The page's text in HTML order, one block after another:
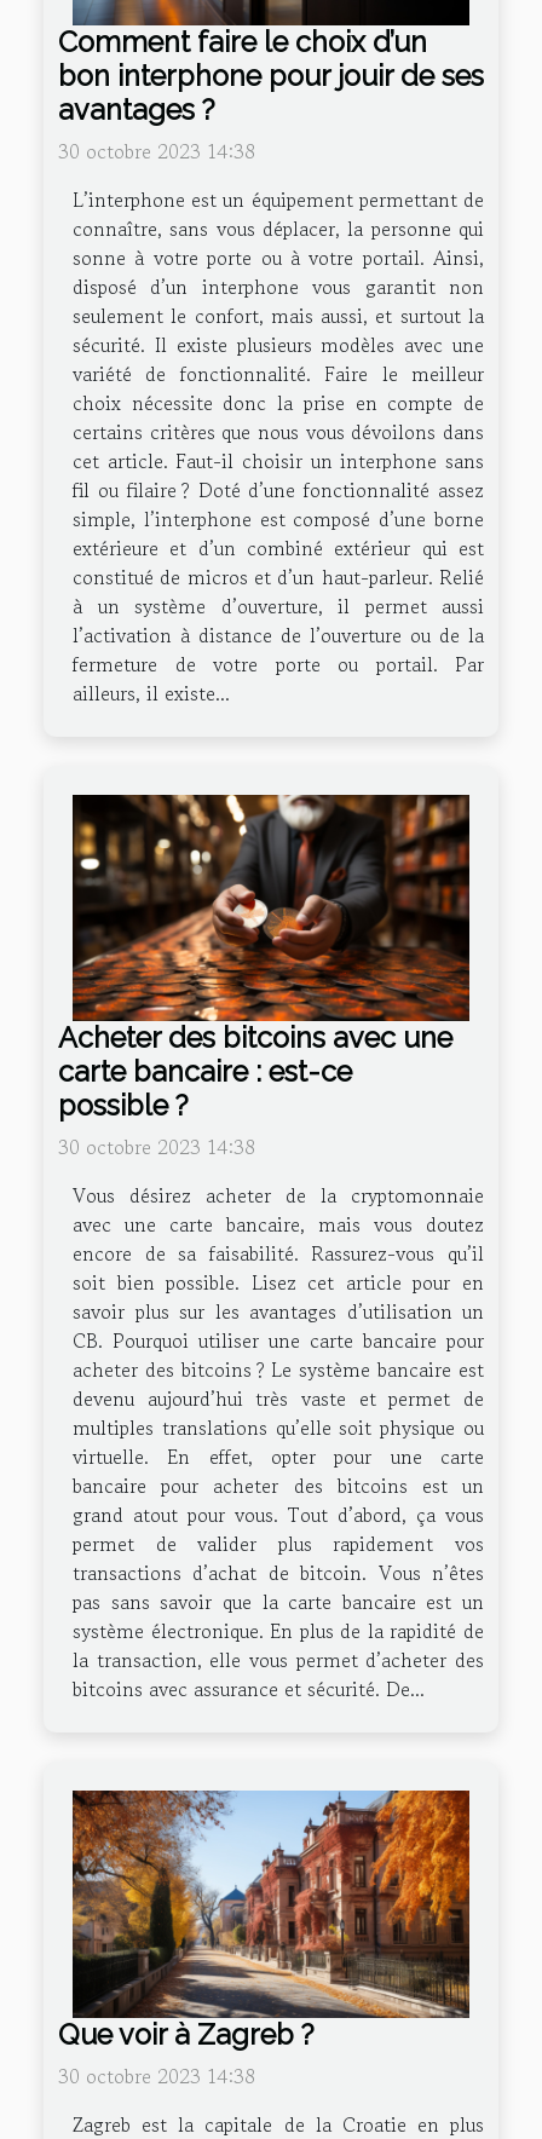
Comment faire le choix d’un
bon interphone pour jouir de ses
avantages ?
30 octobre 2023 14:38
L’interphone est un équipement permettant de
connaître, sans vous déplacer, la personne qui
sonne à votre porte ou à votre portail. Ainsi,
disposé d’un interphone vous garantit non
seulement le confort, mais aussi, et surtout la
sécurité. Il existe plusieurs modèles avec une
variété de fonctionnalité. Faire le meilleur
choix nécessite donc la prise en compte de
certains critères que nous vous dévoilons dans
cet article. Faut-il choisir un interphone sans
fil ou filaire ? Doté d’une fonctionnalité assez
simple, l’interphone est composé d’une borne
extérieure et d’un combiné extérieur qui est
constitué de micros et d’un haut-parleur. Relié
à un système d’ouverture, il permet aussi
l’activation à distance de l’ouverture ou de la
fermeture de votre porte ou portail. Par
ailleurs, il existe...
Acheter des bitcoins avec une
carte bancaire : est-ce
possible ?
30 octobre 2023 14:38
Vous désirez acheter de la cryptomonnaie
avec une carte bancaire, mais vous doutez
encore de sa faisabilité. Rassurez-vous qu’il
soit bien possible. Lisez cet article pour en
savoir plus sur les avantages d’utilisation un
CB. Pourquoi utiliser une carte bancaire pour
acheter des bitcoins ? Le système bancaire est
devenu aujourd’hui très vaste et permet de
multiples translations qu’elle soit physique ou
virtuelle. En effet, opter pour une carte
bancaire pour acheter des bitcoins est un
grand atout pour vous. Tout d’abord, ça vous
permet de valider plus rapidement vos
transactions d’achat de bitcoin. Vous n’êtes
pas sans savoir que la carte bancaire est un
système électronique. En plus de la rapidité de
la transaction, elle vous permet d’acheter des
bitcoins avec assurance et sécurité. De...
Que voir à Zagreb ?
30 octobre 2023 14:38
Zagreb est la capitale de la Croatie en plus